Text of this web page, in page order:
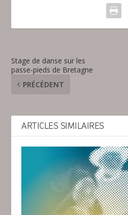
Stage de danse sur les
passe-pieds de Bretagne
PRÉCÉDENT
ARTICLES SIMILAIRES